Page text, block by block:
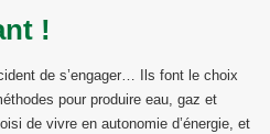
!
de s’engager… Ils font le choix
pour produire eau, gaz et
de vivre en autonomie d’énergie, et